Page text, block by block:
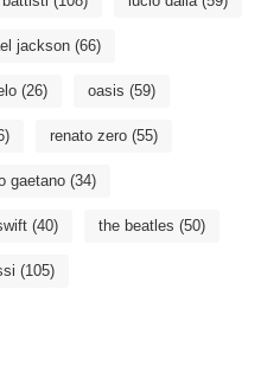
jackson(66)
(26) oasis (59)
renato zero(55)
gaetano(34)
(40) the beatles (50)
(105)